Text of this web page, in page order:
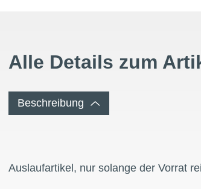
Alle Details zum
Beschreibung
Auslaufartikel, nur solange der Vorrat